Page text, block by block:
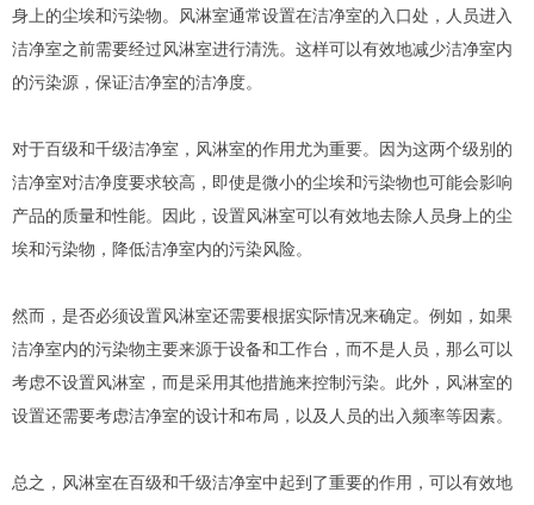
身上的尘埃和污染物。风淋室通常设置在洁净室的入口处，人员进入
洁净室之前需要经过风淋室进行清洗。这样可以有效地减少洁净室内
的污染源，保证洁净室的洁净度。
对于百级和千级洁净室，风淋室的作用尤为重要。因为这两个级别的
洁净室对洁净度要求较高，即使是微小的尘埃和污染物也可能会影响
产品的质量和性能。因此，设置风淋室可以有效地去除人员身上的尘
埃和污染物，降低洁净室内的污染风险。
然而，是否必须设置风淋室还需要根据实际情况来确定。例如，如果
洁净室内的污染物主要来源于设备和工作台，而不是人员，那么可以
考虑不设置风淋室，而是采用其他措施来控制污染。此外，风淋室的
设置还需要考虑洁净室的设计和布局，以及人员的出入频率等因素。
总之，风淋室在百级和千级洁净室中起到了重要的作用，可以有效地